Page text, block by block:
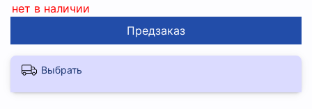
нет в наличии
Предзаказ
Выбрать